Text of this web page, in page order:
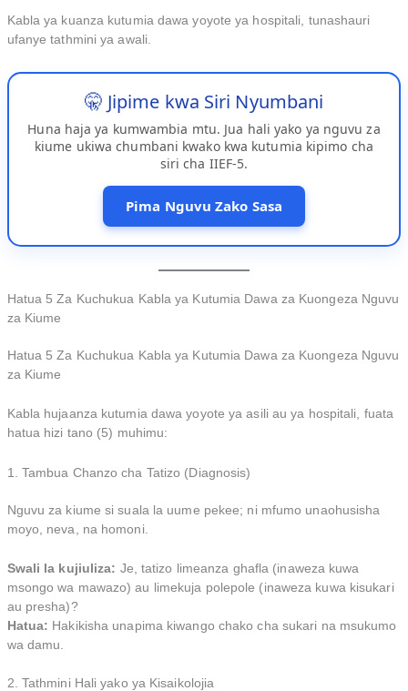
Kabla ya kuanza kutumia dawa yoyote ya hospitali, tunashauri
ufanye tathmini ya awali.
🤫 Jipime kwa Siri Nyumbani
Huna haja ya kumwambia mtu. Jua hali yako ya nguvu za
kiume ukiwa chumbani kwako kwa kutumia kipimo cha
siri cha IIEF-5.
Pima Nguvu Zako Sasa
Hatua 5 Za Kuchukua Kabla ya Kutumia Dawa za Kuongeza Nguvu
za Kiume
Hatua 5 Za Kuchukua Kabla ya Kutumia Dawa za Kuongeza Nguvu
za Kiume
Kabla hujaanza kutumia dawa yoyote ya asili au ya hospitali, fuata
hatua hizi tano (5) muhimu:
1. Tambua Chanzo cha Tatizo (Diagnosis)
Nguvu za kiume si suala la uume pekee; ni mfumo unaohusisha
moyo, neva, na homoni.
Swali la kujiuliza: Je, tatizo limeanza ghafla (inaweza kuwa
msongo wa mawazo) au limekuja polepole (inaweza kuwa kisukari
au presha)?
Hatua: Hakikisha unapima kiwango chako cha sukari na msukumo
wa damu.
2. Tathmini Hali yako ya Kisaikolojia